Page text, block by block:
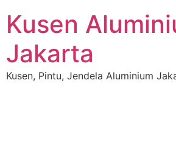
content
Kusen
Jakarta
Kusen, Pintu, Jendela Aluminium